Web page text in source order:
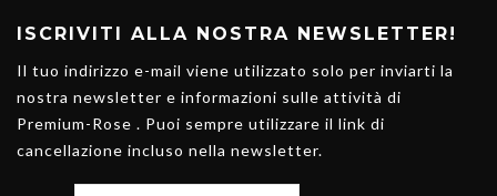
ISCRIVITI ALLA NOSTRA NEWSLETTER!
Il tuo indirizzo e-mail viene utilizzato solo per inviarti la
nostra newsletter e informazioni sulle attività di
Premium-Rose . Puoi sempre utilizzare il link di
cancellazione incluso nella newsletter.